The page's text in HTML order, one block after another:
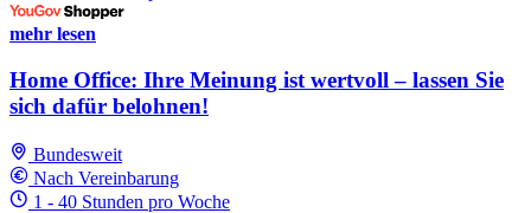
mehr lesen
Home Office: Ihre Meinung ist wertvoll – lassen Sie
sich dafür belohnen!
Bundesweit
Nach Vereinbarung
1 - 40 Stunden pro Woche